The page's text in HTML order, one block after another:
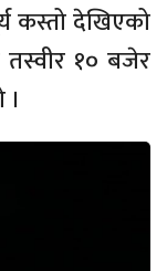
कस्तो देखिएको
तस्वीर १० बजेर